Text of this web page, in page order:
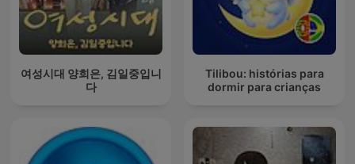
Tilibou: histórias para
dormir para crianças
여성시대 양희은, 김일중입니
다